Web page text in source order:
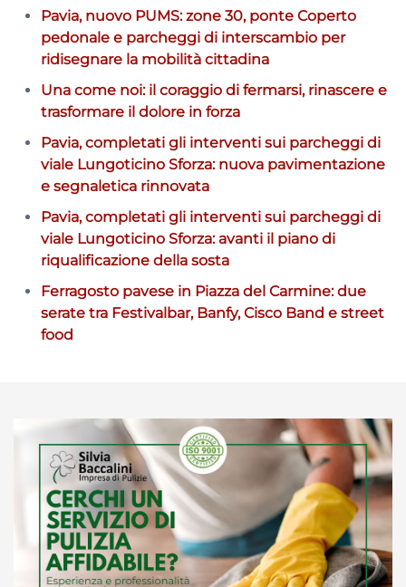
Pavia, nuovo PUMS: zone 30, ponte Coperto
pedonale e parcheggi di interscambio per
ridisegnare la mobilità cittadina
Una come noi: il coraggio di fermarsi, rinascere e
trasformare il dolore in forza
Pavia, completati gli interventi sui parcheggi di
viale Lungoticino Sforza: nuova pavimentazione
e segnaletica rinnovata
Pavia, completati gli interventi sui parcheggi di
viale Lungoticino Sforza: avanti il piano di
riqualificazione della sosta
Ferragosto pavese in Piazza del Carmine: due
serate tra Festivalbar, Banfy, Cisco Band e street
food